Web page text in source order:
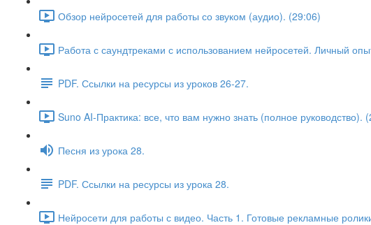
Обзор нейросетей для работы со звуком (аудио). (29:06)
Работа с саундтреками с использованием нейросетей. Личный
PDF. Ссылки на ресурсы из уроков 26-27.
Suno AI-Практика: все, что вам нужно знать (полное руководство).
Песня из урока 28.
PDF. Ссылки на ресурсы из урока 28.
Нейросети для работы с видео. Часть 1. Готовые рекламные